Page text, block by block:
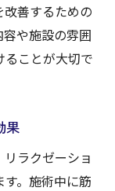
善するための
や施設の雰囲
ことが大切で
果
ラクゼーショ
。施術中に筋